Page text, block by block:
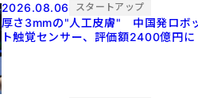
2026.08.06 スタートアップ
厚さ3mmの"人工皮膚" 中国発ロボ
ト触覚センサー、評価額2400億円に